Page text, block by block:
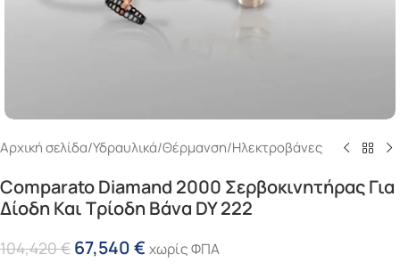
Αρχική σελίδα/Υδραυλικά/Θέρμανση/Ηλεκτροβάνες
Comparato Diamand 2000 Σερβοκινητήρας Για
Δίοδη Και Τρίοδη Βάνα DY 222
104,420€ 67,540€ χωρίς ΦΠΑ